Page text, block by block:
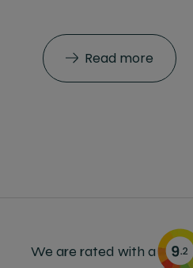
Read more
We are rated with a